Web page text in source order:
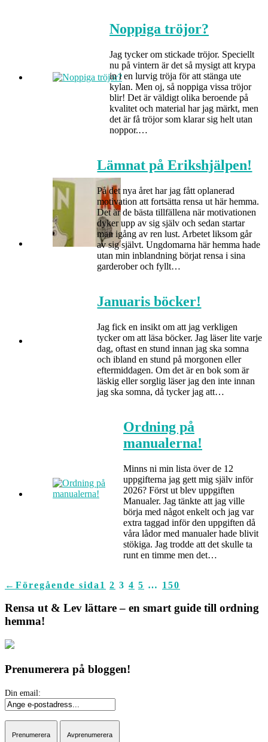
Noppiga tröjor?
Jag tycker om stickade tröjor. Speciellt
nu på vintern är det så mysigt att krypa
in i en lurvig tröja för att stänga ute
kylan. Men oj, så noppiga vissa tröjor
blir! Det är väldigt olika beroende på
kvalitet och material har jag märkt, men
det är få tröjor som klarar sig helt utan
noppor.…
Lämnat på Erikshjälpen!
På det nya året har jag fått oplanerad
motivation att fortsätta rensa ut här hemma.
Det är de bästa tillfällena när motivationen
dyker upp av sig själv och sedan startar
man igång av ren lust. Arbetet liksom går
av sig självt. Ungdomarna här hemma hade
utan min inblandning börjat rensa i sina
garderober och fyllt…
Januaris böcker!
Jag fick en insikt om att jag verkligen
tycker om att läsa böcker. Jag läser lite varje
dag, oftast en stund innan jag ska somna
och ibland en stund på morgonen eller
eftermiddagen. Om det är en bok som är
läskig eller sorglig läser jag den inte innan
jag ska somna, då tycker jag att…
Ordning på
manualerna!
Minns ni min lista över de 12
uppgifterna jag gett mig själv inför
2026? Först ut blev uppgiften
Manualer. Jag tänkte att jag ville
börja med något enkelt och jag var
extra taggad inför den uppgiften då
våra lådor med manualer hade blivit
stökiga. Jag trodde att det skulle ta
runt en timme men det…
← Föregående sida 1 2 3 4 5 … 150
Rensa ut & Lev lättare – en smart guide till ordning
hemma!
Prenumerera på bloggen!